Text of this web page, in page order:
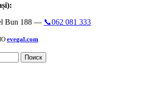
Bun 188 — 📞062 081 333
evegal.com
Поиск